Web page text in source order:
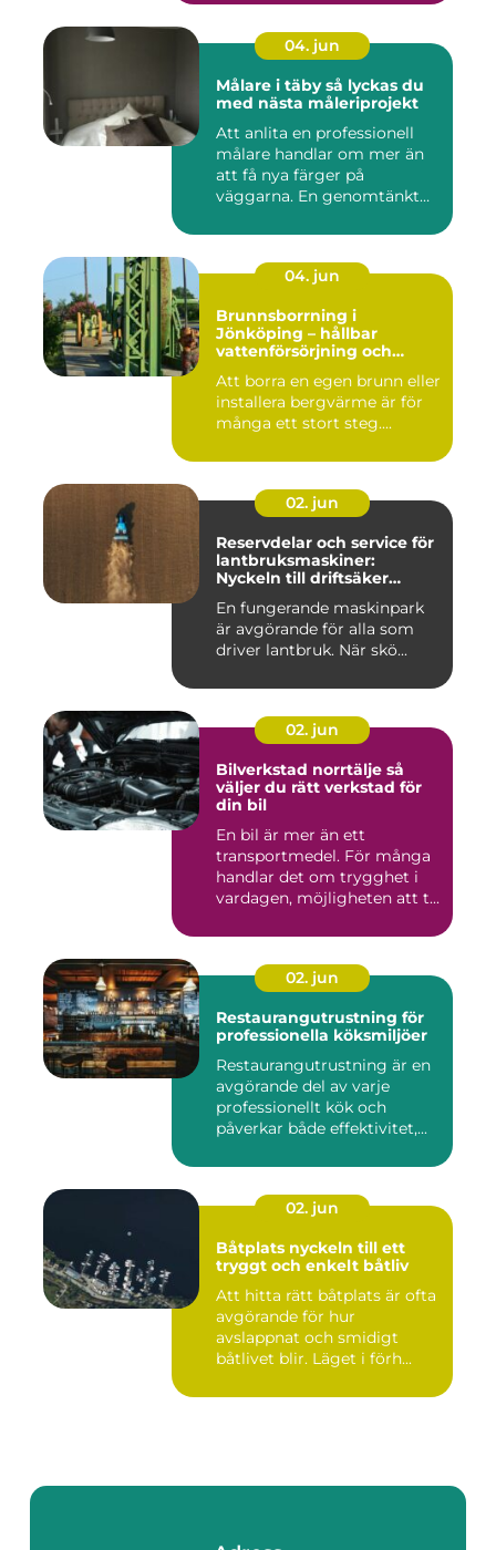
04. jun
Målare i täby så lyckas du
med nästa måleriprojekt
Att anlita en professionell
målare handlar om mer än
att få nya färger på
väggarna. En genomtänkt
04. jun
Brunnsborrning i
Jönköping – hållbar
vattenförsörjning och
Att borra en egen brunn eller
installera bergvärme är för
många ett stort steg....
02. jun
Reservdelar och service för
lantbruksmaskiner:
Nyckeln till driftsäker
En fungerande maskinpark
är avgörande för alla som
driver lantbruk. När skö...
02. jun
Bilverkstad norrtälje så
väljer du rätt verkstad för
din bil
En bil är mer än ett
transportmedel. För många
handlar det om trygghet i
vardagen, möjligheten att t...
02. jun
Restaurangutrustning för
professionella köksmiljöer
Restaurangutrustning är en
avgörande del av varje
professionellt kök och
påverkar både effektivitet,...
02. jun
Båtplats nyckeln till ett
tryggt och enkelt båtliv
Att hitta rätt båtplats är ofta
avgörande för hur
avslappnat och smidigt
båtlivet blir. Läget i förh...